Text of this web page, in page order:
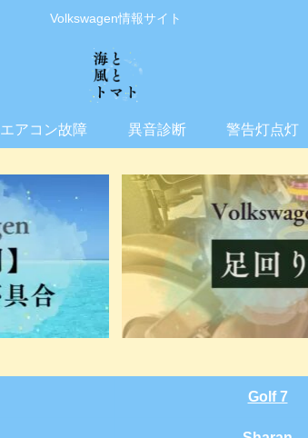
Volkswagen情報サイト
エアコン故障 異音診断 警告灯点灯
Golf 7